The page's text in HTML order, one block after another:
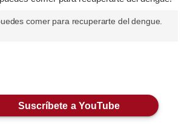
comer para recuperarte del dengue.
Suscríbete a YouTube